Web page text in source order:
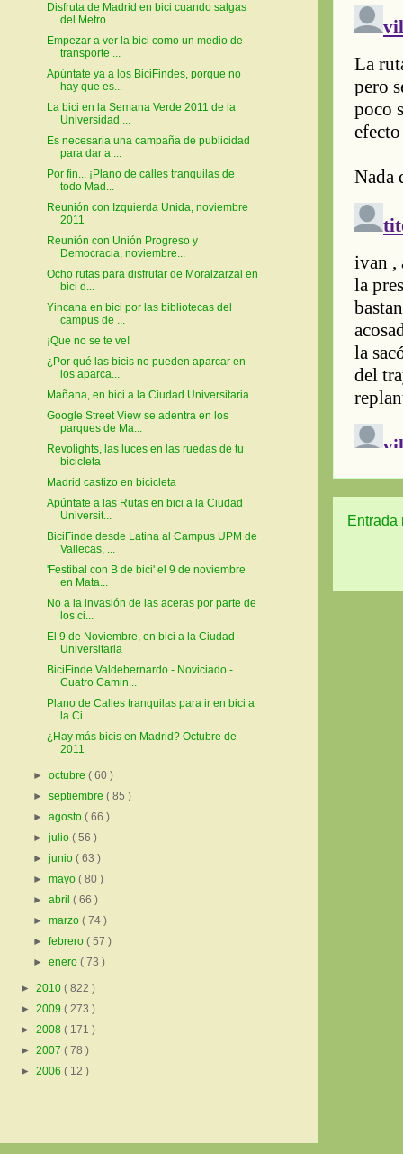
Entrada
Disfruta de Madrid en bici cuando salgas
del Metro
Empezar a ver la bici como un medio de
transporte ...
Apúntate ya a los BiciFindes, porque no
hay que es...
La bici en la Semana Verde 2011 de la
Universidad ...
Es necesaria una campaña de publicidad
para dar a ...
Por fin... ¡Plano de calles tranquilas de
todo Mad...
Reunión con Izquierda Unida, noviembre
2011
Reunión con Unión Progreso y
Democracia, noviembre...
Ocho rutas para disfrutar de Moralzarzal en
bici d...
Yincana en bici por las bibliotecas del
campus de ...
¡Que no se te ve!
¿Por qué las bicis no pueden aparcar en
los aparca...
Mañana, en bici a la Ciudad Universitaria
Google Street View se adentra en los
parques de Ma...
Revolights, las luces en las ruedas de tu
bicicleta
Madrid castizo en bicicleta
Apúntate a las Rutas en bici a la Ciudad
Universit...
BiciFinde desde Latina al Campus UPM de
Vallecas, ...
'Festibal con B de bici' el 9 de noviembre
en Mata...
No a la invasión de las aceras por parte de
los ci...
El 9 de Noviembre, en bici a la Ciudad
Universitaria
BiciFinde Valdebernardo - Noviciado -
Cuatro Camin...
Plano de Calles tranquilas para ir en bici a
la Ci...
¿Hay más bicis en Madrid? Octubre de
2011
►octubre( 60 )
►septiembre( 85 )
►agosto( 66 )
►julio( 56 )
►junio( 63 )
►mayo( 80 )
►abril( 66 )
►marzo( 74 )
►febrero( 57 )
►enero( 73 )
► 2010 ( 822 )
► 2009 ( 273 )
► 2008 ( 171 )
► 2007 ( 78 )
► 2006 ( 12 )